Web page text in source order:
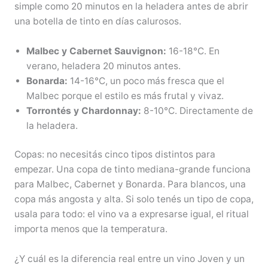
simple como 20 minutos en la heladera antes de abrir
una botella de tinto en días calurosos.
Malbec y Cabernet Sauvignon: 16-18°C. En
verano, heladera 20 minutos antes.
Bonarda: 14-16°C, un poco más fresca que el
Malbec porque el estilo es más frutal y vivaz.
Torrontés y Chardonnay: 8-10°C. Directamente de
la heladera.
Copas: no necesitás cinco tipos distintos para
empezar. Una copa de tinto mediana-grande funciona
para Malbec, Cabernet y Bonarda. Para blancos, una
copa más angosta y alta. Si solo tenés un tipo de copa,
usala para todo: el vino va a expresarse igual, el ritual
importa menos que la temperatura.
¿Y cuál es la diferencia real entre un vino Joven y un